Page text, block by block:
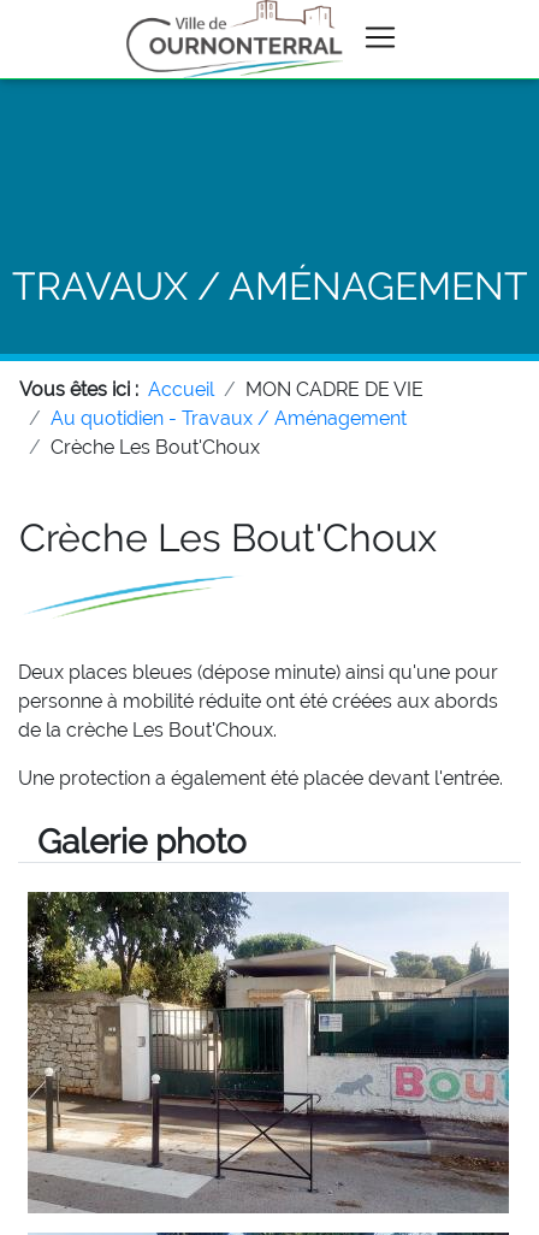
TRAVAUX / AMÉNAGEMENT
Vous êtes ici : Accueil
MON CADRE DE VIE
Au quotidien - Travaux / Aménagement
Crèche Les Bout'Choux
Crèche Les Bout'Choux
Deux places bleues (dépose minute) ainsi qu'une pour
personne à mobilité réduite ont été créées aux abords
de la crèche Les Bout'Choux.
Une protection a également été placée devant l'entrée.
Galerie photo